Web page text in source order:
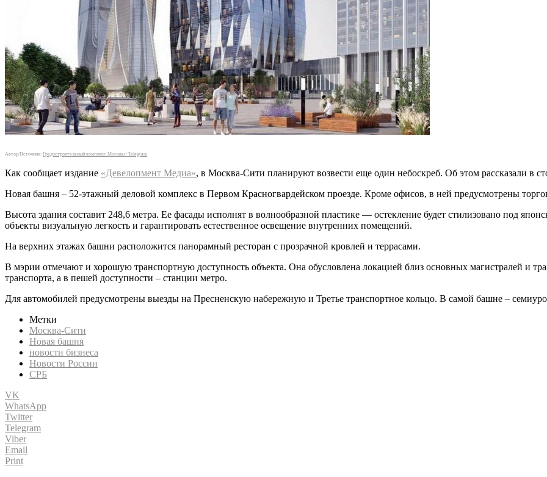
Автор/Источник: Градостроительный комплекс Москвы / Telegram
Как сообщает издание «Девелопмент Медиа», в Москва-Сити планируют возвести еще один небоскреб. Об этом рассказали в
Новая башня – 52-этажный деловой комплекс в Первом Красногвардейском проезде. Кроме офисов, в ней предусмотрены
Высота здания составит 248,6 метра. Ее фасады исполнят в волнообразной пластике — остекление будет стилизовано под
объекты визуальную легкость и гарантировать естественное освещение внутренних помещений.
На верхних этажах башни расположится панорамный ресторан с прозрачной кровлей и террасами.
В мэрии отмечают и хорошую транспортную доступность объекта. Она обусловлена локацией близ основных магистралей и
транспорта, а в пешей доступности – станции метро.
Для автомобилей предусмотрены выезды на Пресненскую набережную и Третье транспортное кольцо. В самой башне –
Метки
Москва-Сити
Новая башня
новости бизнеса
Новости России
СРБ
VK
WhatsApp
Twitter
Telegram
Viber
Email
Print